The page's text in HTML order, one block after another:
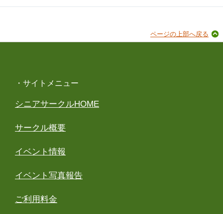
ページの上部へ戻る
・サイトメニュー
シニアサークルHOME
サークル概要
イベント情報
イベント写真報告
ご利用料金